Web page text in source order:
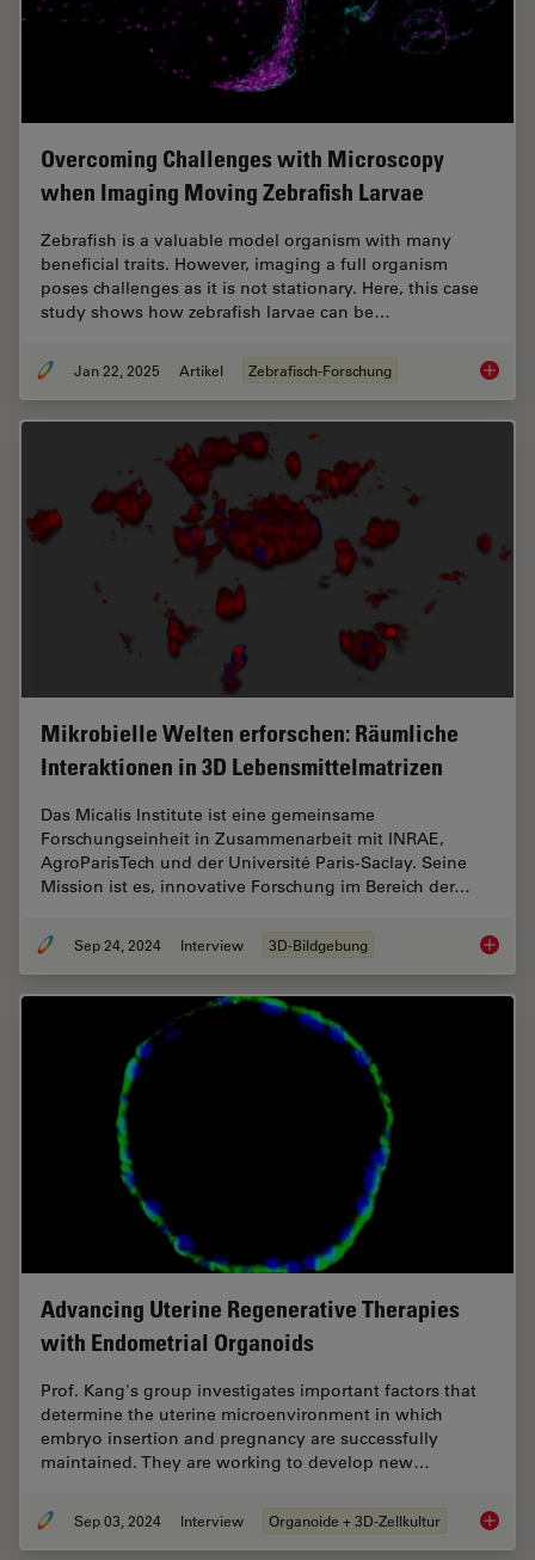
Overcoming Challenges with Microscopy
when Imaging Moving Zebrafish Larvae
Zebrafish is a valuable model organism with many
beneficial traits. However, imaging a full organism
poses challenges as it is not stationary. Here, this case
study shows how zebrafish larvae can be…
Jan 22, 2025 Artikel Zebrafisch-Forschung
Mikrobielle Welten erforschen: Räumliche
Interaktionen in 3D Lebensmittelmatrizen
Das Micalis Institute ist eine gemeinsame
Forschungseinheit in Zusammenarbeit mit INRAE,
AgroParisTech und der Université Paris-Saclay. Seine
Mission ist es, innovative Forschung im Bereich der…
Sep 24, 2024 Interview 3D-Bildgebung
Advancing Uterine Regenerative Therapies
with Endometrial Organoids
Prof. Kang's group investigates important factors that
determine the uterine microenvironment in which
embryo insertion and pregnancy are successfully
maintained. They are working to develop new…
Sep 03, 2024 Interview Organoide + 3D-Zellkultur